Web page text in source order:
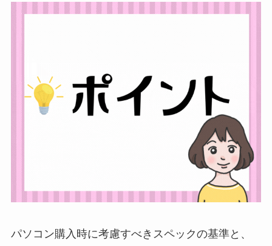
パソコン購入時に考慮すべきスペックの基準と、